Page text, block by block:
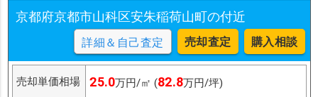
京都府京都市山科区安朱稲荷山町の付近
詳細＆自己査定 売却査定 購入相談
売却単価相場 25.0万円/㎡ (82.8万円/坪)